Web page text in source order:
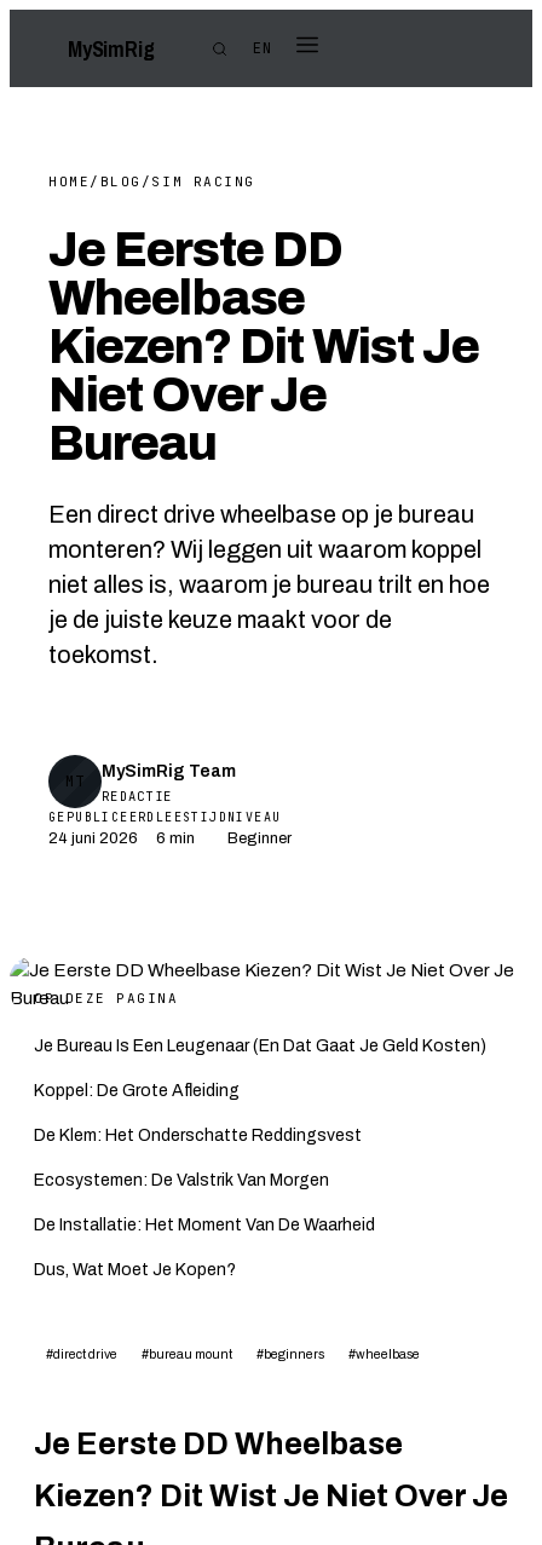
MySimRig EN
HOME / BLOG / SIM RACING
Je Eerste DD
Wheelbase
Kiezen? Dit Wist Je
Niet Over Je
Bureau
Een direct drive wheelbase op je bureau
monteren? Wij leggen uit waarom koppel
niet alles is, waarom je bureau trilt en hoe
je de juiste keuze maakt voor de
toekomst.
MT
MySimRig Team
REDACTIE
GEPUBLICEERD
24 juni 2026
LEESTIJD
6 min
NIVEAU
Beginner
OP DEZE PAGINA
Je Bureau Is Een Leugenaar (En Dat Gaat Je Geld Kosten)
Koppel: De Grote Afleiding
De Klem: Het Onderschatte Reddingsvest
Ecosystemen: De Valstrik Van Morgen
De Installatie: Het Moment Van De Waarheid
Dus, Wat Moet Je Kopen?
#direct drive #bureau mount #beginners #wheelbase
Je Eerste DD Wheelbase
Kiezen? Dit Wist Je Niet Over Je